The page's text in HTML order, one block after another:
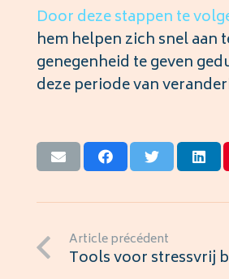
Door deze stappen te
hem helpen zich snel aan
genegenheid te geven
deze periode van
Article précédent
Tools voor stressvrij